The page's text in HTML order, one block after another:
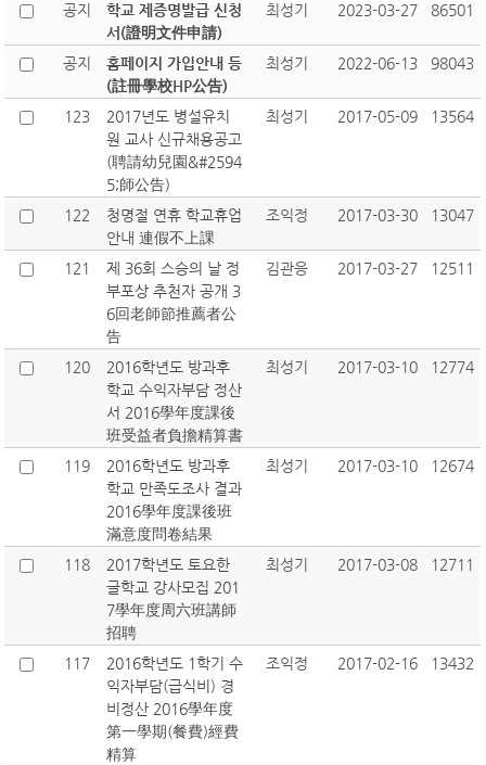
공지
학교 제증명발급 신청
서(證明文件申請)
최성기 2023-03-27 86501
공지
홈페이지 가입안내 등
(註冊學校HP公告)
최성기 2022-06-13 98043
123
2017년도 병설유치
원 교사 신규채용공고
(聘請幼兒園&#2594
5;師公告)
최성기 2017-05-09 13564
122
청명절 연휴 학교휴업
안내 連假不上課
조익정 2017-03-30 13047
121
제 36회 스승의 날 정
부포상 추천자 공개 3
6回老師節推薦者公
告
김관응 2017-03-27 12511
120
2016학년도 방과후
학교 수익자부담 정산
서 2016學年度課後
班受益者負擔精算書
최성기 2017-03-10 12774
119
2016학년도 방과후
학교 만족도조사 결과
2016學年度課後班
滿意度問卷結果
최성기 2017-03-10 12674
118
2017학년도 토요한
글학교 강사모집 201
7學年度周六班講師
招聘
최성기 2017-03-08 12711
117
2016학년도 1학기 수
익자부담(급식비) 경
비정산 2016學年度
第一學期(餐費)經費
精算
조익정 2017-02-16 13432